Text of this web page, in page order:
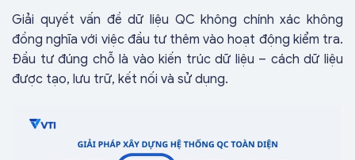
Giải quyết vấn đề dữ liệu QC không chính xác không
đồng nghĩa với việc đầu tư thêm vào hoạt động kiểm tra.
Đầu tư đúng chỗ là vào kiến trúc dữ liệu – cách dữ liệu
được tạo, lưu trữ, kết nối và sử dụng.